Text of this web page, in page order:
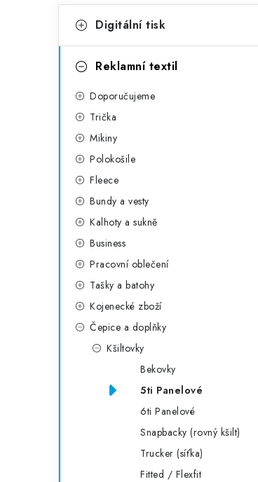
okategorie
a
Digitální tisk
Reklamní textil
Doporučujeme
Trička
Mikiny
Polokošile
Fleece
Bundy a vesty
Kalhoty a sukně
Business
Pracovní oblečení
Tašky a batohy
Kojenecké zboží
Čepice a doplňky
Kšiltovky
Bekovky
5ti Panelové
6ti Panelové
Snapbacky (rovný kšilt)
Trucker (síťka)
Fitted / Flexfit